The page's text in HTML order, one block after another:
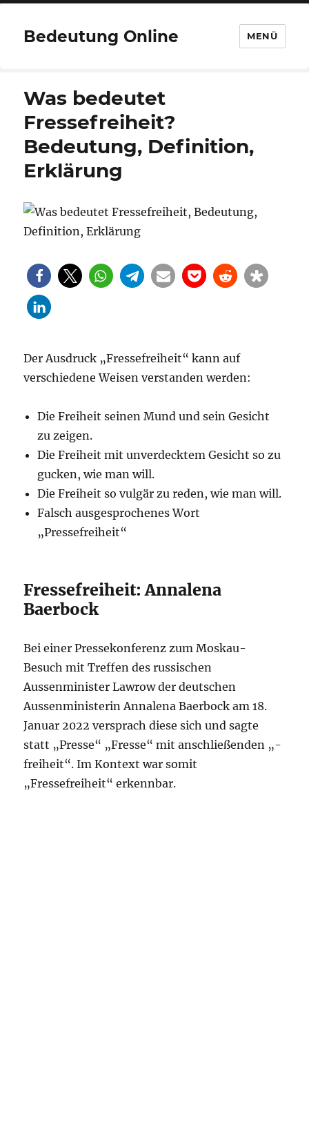
Bedeutung Online MENÜ
Was bedeutet
Fressefreiheit?
Bedeutung, Definition,
Erklärung
Der Ausdruck „Fressefreiheit“ kann auf
verschiedene Weisen verstanden werden:
Die Freiheit seinen Mund und sein Gesicht
zu zeigen.
Die Freiheit mit unverdecktem Gesicht so zu
gucken, wie man will.
Die Freiheit so vulgär zu reden, wie man will.
Falsch ausgesprochenes Wort
„Pressefreiheit“
Fressefreiheit: Annalena
Baerbock
Bei einer Pressekonferenz zum Moskau-
Besuch mit Treffen des russischen
Aussenminister Lawrow der deutschen
Aussenministerin Annalena Baerbock am 18.
Januar 2022 versprach diese sich und sagte
statt „Presse“ „Fresse“ mit anschließenden „-
freiheit“. Im Kontext war somit
„Fressefreiheit“ erkennbar.